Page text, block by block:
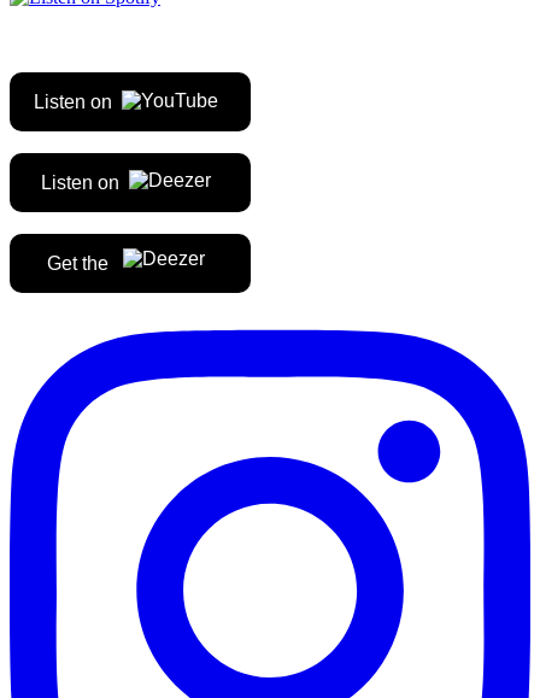
Listen on
Listen on
Get the